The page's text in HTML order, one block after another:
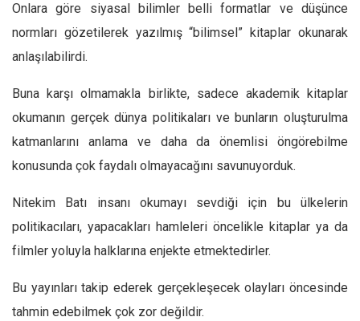
Barış Tarımcıoğlu
Ömer Kayani
Hasanali Yıldırım
Selçuk Türkyılmaz
Abir E. Nahas
Amina S. Jenenkovic
Bağdagül Öz
Esra Elönü
» Yazar arşivi
Onlara göre siyasal bilimler belli formatlar ve düşünce
normları gözetilerek yazılmış “bilimsel” kitaplar okunarak
anlaşılabilirdi.
Buna karşı olmamakla birlikte, sadece akademik kitaplar
okumanın gerçek dünya politikaları ve bunların oluşturulma
katmanlarını anlama ve daha da önemlisi öngörebilme
konusunda çok faydalı olmayacağını savunuyorduk.
Nitekim Batı insanı okumayı sevdiği için bu ülkelerin
politikacıları, yapacakları hamleleri öncelikle kitaplar ya da
filmler yoluyla halklarına enjekte etmektedirler.
Bu yayınları takip ederek gerçekleşecek olayları öncesinde
tahmin edebilmek çok zor değildir.